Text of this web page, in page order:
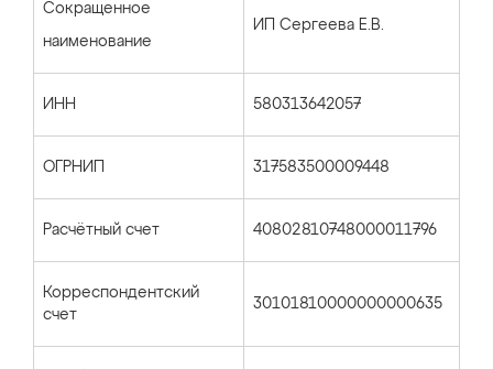
Сокращенное
наименование
ИП Сергеева Е.В.
ИНН 580313642057
ОГРНИП 317583500009448
Расчётный счет 40802810748000011796
Корреспондентский
счет
30101810000000000635